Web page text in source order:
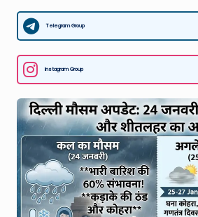
L
a
t
e
st
W
e
a
t
World
Telegram Group
Instagram Group